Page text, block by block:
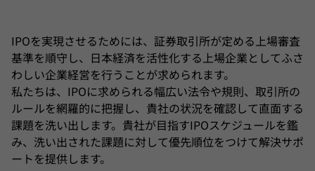
会計アウトソーシング
フォレンジック＆サイバー
サステナビリティアドバイザリー
IPOを実現させるためには、証券取引所が定める上場審査
基準を順守し、日本経済を活性化する上場企業としてふさ
わしい企業経営を行うことが求められます。
私たちは、IPOに求められる幅広い法令や規則、取引所の
ルールを網羅的に把握し、貴社の状況を確認して直面する
課題を洗い出します。貴社が目指すIPOスケジュールを鑑
み、洗い出された課題に対して優先順位をつけて解決サポ
ートを提供します。